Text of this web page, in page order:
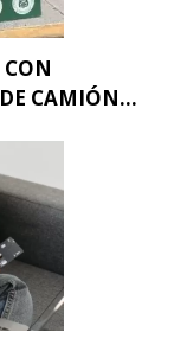
CON
CAMIÓN...